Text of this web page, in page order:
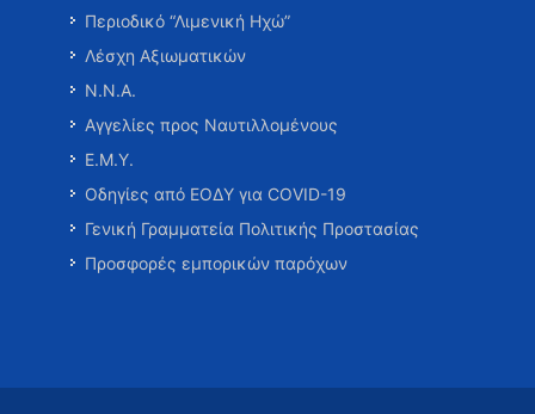
Περιοδικό “Λιμενική Ηχώ”
Λέσχη Αξιωματικών
Ν.Ν.Α.
Αγγελίες προς Ναυτιλλομένους
Ε.Μ.Υ.
Οδηγίες από ΕΟΔΥ για COVID-19
Γενική Γραμματεία Πολιτικής Προστασίας
Προσφορές εμπορικών παρόχων